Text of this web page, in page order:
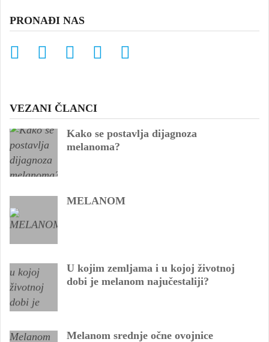
PRONAĐI NAS
VEZANI ČLANCI
Kako se postavlja dijagnoza
melanoma?
MELANOM
U kojim zemljama i u kojoj životnoj
dobi je melanom najučestaliji?
Melanom srednje očne ovojnice